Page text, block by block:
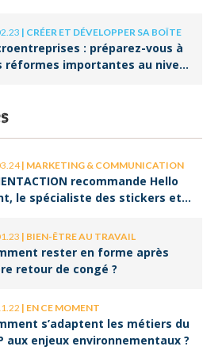
| CRÉER ET DÉVELOPPER SA BOÎTE
: préparez-vous à
réformes importantes au niveau
| MARKETING & COMMUNICATION
recommande Hello
le spécialiste des stickers et
| BIEN-ÊTRE AU TRAVAIL
rester en forme après
retour de congé ?
| EN CE MOMENT
s’adaptent les métiers du
aux enjeux environnementaux ?